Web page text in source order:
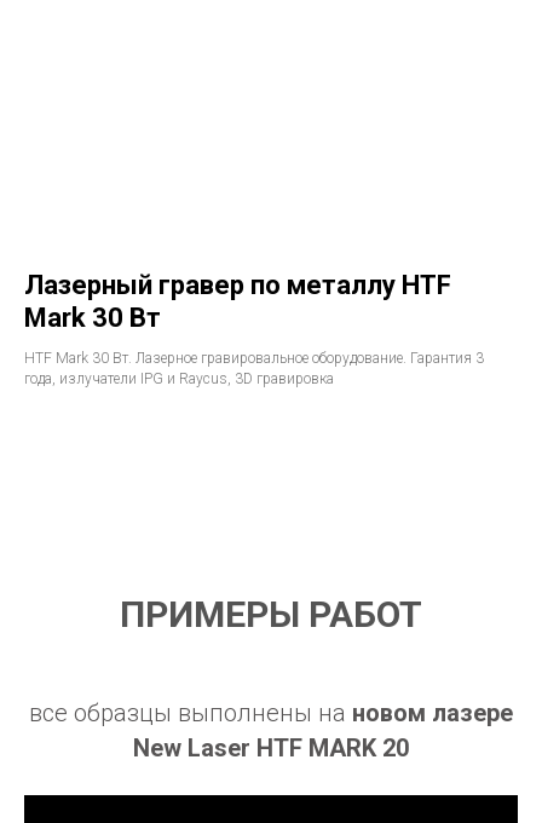
Лазерный гравер по металлу HTF
Mark 30 Вт
HTF Mark 30 Вт. Лазерное гравировальное оборудование. Гарантия 3
года, излучатели IPG и Raycus, 3D гравировка
ПРИМЕРЫ РАБОТ
все образцы выполнены на новом лазере
New Laser HTF MARK 20